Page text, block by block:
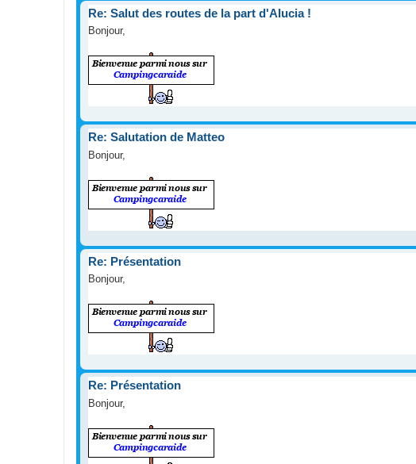
Re: Salut des routes de la part d'Alucia !
Bonjour,
Re: Salutation de Matteo
Bonjour,
Re: Présentation
Bonjour,
Re: Présentation
Bonjour,